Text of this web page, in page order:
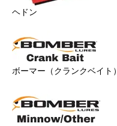
ヘドン
ボーマー（クランクベイト）